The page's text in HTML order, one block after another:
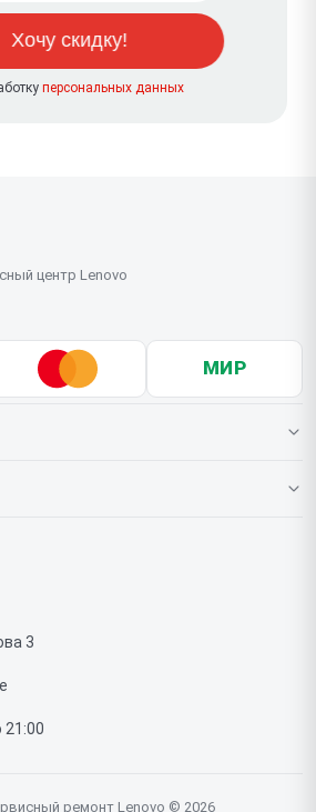
персональных данных
центр Lenovo
МИР
3
21:00
ремонт Lenovo © 2026